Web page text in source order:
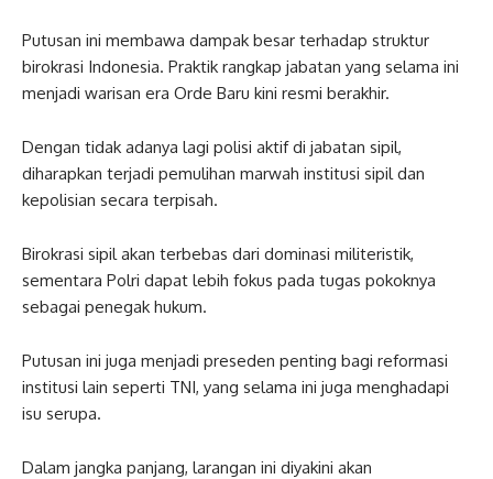
Putusan ini membawa dampak besar terhadap struktur
birokrasi Indonesia. Praktik rangkap jabatan yang selama ini
menjadi warisan era Orde Baru kini resmi berakhir.
Dengan tidak adanya lagi polisi aktif di jabatan sipil,
diharapkan terjadi pemulihan marwah institusi sipil dan
kepolisian secara terpisah.
Birokrasi sipil akan terbebas dari dominasi militeristik,
sementara Polri dapat lebih fokus pada tugas pokoknya
sebagai penegak hukum.
Putusan ini juga menjadi preseden penting bagi reformasi
institusi lain seperti TNI, yang selama ini juga menghadapi
isu serupa.
Dalam jangka panjang, larangan ini diyakini akan